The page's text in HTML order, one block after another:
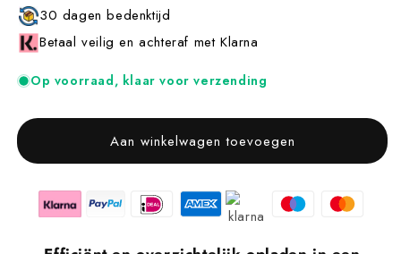
30 dagen bedenktijd
Betaal veilig en achteraf met Klarna
Op voorraad, klaar voor verzending
Aan winkelwagen toevoegen